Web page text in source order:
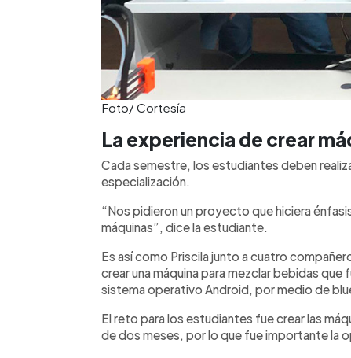
Foto/ Cortesía
La experiencia de crear
Cada semestre, los estudiantes deben
especialización.
“Nos pidieron un proyecto que hiciera
máquinas”, dice la estudiante.
Es así como Priscila junto a cuatro
crear una máquina para mezclar bebidas
sistema operativo Android, por medio de
El reto para los estudiantes fue crear las
de dos meses, por lo que fue importante la